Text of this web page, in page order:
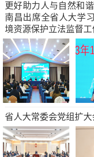
更好助力人与自然和
南昌出席全省人大学
境资源保护立法监督
省人大常委会党组扩